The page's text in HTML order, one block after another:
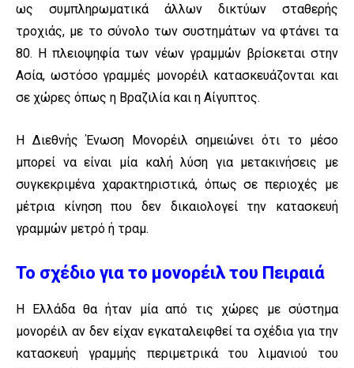
ως συμπληρωματικά άλλων δικτύων σταθερής
τροχιάς, με το σύνολο των συστημάτων να φτάνει τα
80. Η πλειοψηφία των νέων γραμμών βρίσκεται στην
Ασία, ωστόσο γραμμές μονορέιλ κατασκευάζονται και
σε χώρες όπως η Βραζιλία και η Αίγυπτος.
Η Διεθνής Ένωση Μονορέιλ σημειώνει ότι το μέσο
μπορεί να είναι μία καλή λύση για μετακινήσεις με
συγκεκριμένα χαρακτηριστικά, όπως σε περιοχές με
μέτρια κίνηση που δεν δικαιολογεί την κατασκευή
γραμμών μετρό ή τραμ.
Το σχέδιο για το μονορέιλ του Πειραιά
Η Ελλάδα θα ήταν μία από τις χώρες με σύστημα
μονορέιλ αν δεν είχαν εγκαταλειφθεί τα σχέδια για την
κατασκευή γραμμής περιμετρικά του λιμανιού του